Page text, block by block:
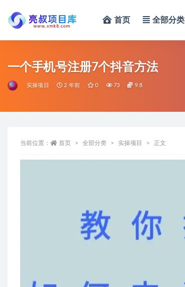
首页 全部分类
一个手机号注册7个抖音方法
实操项目 2 年前 0 73 9.8
当前位置： 首页 全部分类 实操项目 正文